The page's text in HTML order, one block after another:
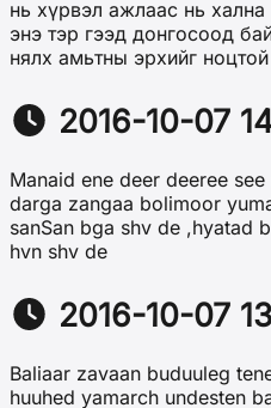
нь хүрвэл ажлаас нь
энэ тэр гээд донгосоод
нялх амьтны эрхийг
2016-10-07
Manaid ene deer deeree
darga zangaa bolimoor
sanSan bga shv de ,hyatad
hvn shv de
2016-10-07
Baliaar zavaan buduuleg
huuhed yamarch undesten